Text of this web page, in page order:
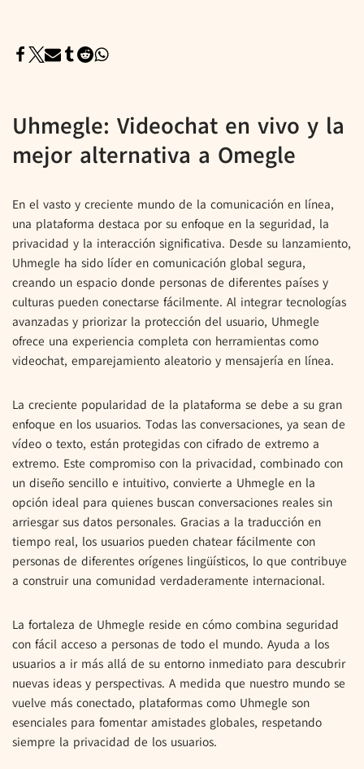
Uhmegle: Videochat en vivo y la
mejor alternativa a Omegle
En el vasto y creciente mundo de la comunicación en línea,
una plataforma destaca por su enfoque en la seguridad, la
privacidad y la interacción significativa. Desde su lanzamiento,
Uhmegle ha sido líder en comunicación global segura,
creando un espacio donde personas de diferentes países y
culturas pueden conectarse fácilmente. Al integrar tecnologías
avanzadas y priorizar la protección del usuario, Uhmegle
ofrece una experiencia completa con herramientas como
videochat, emparejamiento aleatorio y mensajería en línea.
La creciente popularidad de la plataforma se debe a su gran
enfoque en los usuarios. Todas las conversaciones, ya sean de
vídeo o texto, están protegidas con cifrado de extremo a
extremo. Este compromiso con la privacidad, combinado con
un diseño sencillo e intuitivo, convierte a Uhmegle en la
opción ideal para quienes buscan conversaciones reales sin
arriesgar sus datos personales. Gracias a la traducción en
tiempo real, los usuarios pueden chatear fácilmente con
personas de diferentes orígenes lingüísticos, lo que contribuye
a construir una comunidad verdaderamente internacional.
La fortaleza de Uhmegle reside en cómo combina seguridad
con fácil acceso a personas de todo el mundo. Ayuda a los
usuarios a ir más allá de su entorno inmediato para descubrir
nuevas ideas y perspectivas. A medida que nuestro mundo se
vuelve más conectado, plataformas como Uhmegle son
esenciales para fomentar amistades globales, respetando
siempre la privacidad de los usuarios.